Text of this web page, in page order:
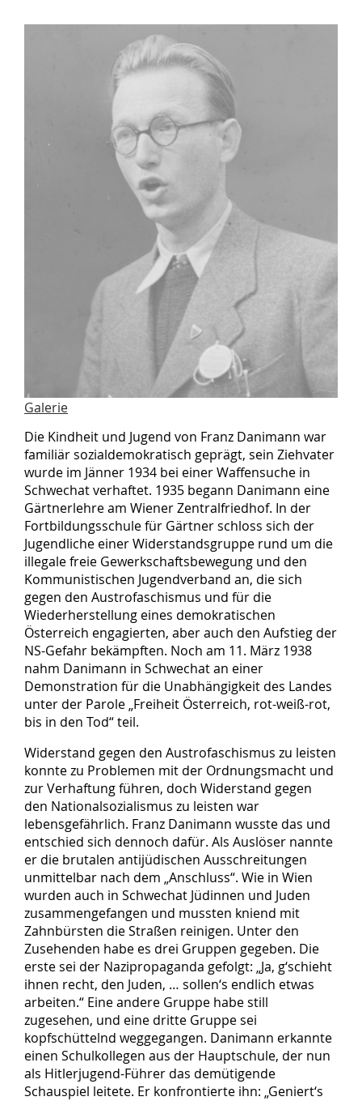
Galerie
Die Kindheit und Jugend von Franz Danimann war
familiär sozialdemokratisch geprägt, sein Ziehvater
wurde im Jänner 1934 bei einer Waffensuche in
Schwechat verhaftet. 1935 begann Danimann eine
Gärtnerlehre am Wiener Zentralfriedhof. In der
Fortbildungsschule für Gärtner schloss sich der
Jugendliche einer Widerstandsgruppe rund um die
illegale freie Gewerkschaftsbewegung und den
Kommunistischen Jugendverband an, die sich
gegen den Austrofaschismus und für die
Wiederherstellung eines demokratischen
Österreich engagierten, aber auch den Aufstieg der
NS-Gefahr bekämpften. Noch am 11. März 1938
nahm Danimann in Schwechat an einer
Demonstration für die Unabhängigkeit des Landes
unter der Parole „Freiheit Österreich, rot-weiß-rot,
bis in den Tod“ teil.
Widerstand gegen den Austrofaschismus zu leisten
konnte zu Problemen mit der Ordnungsmacht und
zur Verhaftung führen, doch Widerstand gegen
den Nationalsozialismus zu leisten war
lebensgefährlich. Franz Danimann wusste das und
entschied sich dennoch dafür. Als Auslöser nannte
er die brutalen antijüdischen Ausschreitungen
unmittelbar nach dem „Anschluss“. Wie in Wien
wurden auch in Schwechat Jüdinnen und Juden
zusammengefangen und mussten kniend mit
Zahnbürsten die Straßen reinigen. Unter den
Zusehenden habe es drei Gruppen gegeben. Die
erste sei der Nazipropaganda gefolgt: „Ja, g‘schieht
ihnen recht, den Juden, … sollen‘s endlich etwas
arbeiten.“ Eine andere Gruppe habe still
zugesehen, und eine dritte Gruppe sei
kopfschüttelnd weggegangen. Danimann erkannte
einen Schulkollegen aus der Hauptschule, der nun
als Hitlerjugend-Führer das demütigende
Schauspiel leitete. Er konfrontierte ihn: „Geniert‘s